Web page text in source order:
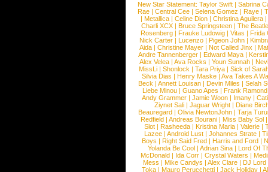
New Star Statement: Taylor Swift | Sabrina
Rae |Central Cee |Selena Gomez |Raye |
| Metallica | Celine Dion | Christina Aguilera |
Charli XCX |Bruce Springsteen |The
Rosenberg | Frauke Ludowig | Vitas | Frida
Nick Carter | Lucenzo | Pigeon John |
Aida |Christine Mayer |Not Called Jinx |
Andre Tannenberger | Edward Maya |
Alex Velea | Ava Rocks | Youn Sunnah |
MissLi | Shonlock | Tara Priya | Sick of
Silvia Dias |Henry Maske |Ava Takes A
Beck |Annett Louisan |Devin Miles |Selah
Liebe Minou |Guano Apes |Frank Ramond
Andy Grammer |Jamie Woon | Imany |
Ziynet Sali |Jaguar Wright |Diane
Beauregard |Olivia NewtonJohn |Tarja
Redfield | Andreas Bourani | Miss Baby Sol
Slot | Rasheeda | Kristina Maria | Valerie |
Lazee | Android Lust | Johannes Strate |
Boys | Right Said Fred | Harris and Ford |
Yolanda Be Cool |Adrian Sina |Lord Of
McDonald | Ida Corr |Crystal Waters |
Mess | Mike Candys | Alex Clare | DJ Lord
Toka | Mauro Perucchetti | Jack Holiday |